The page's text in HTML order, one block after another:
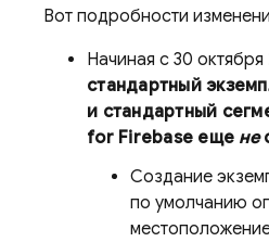
Вот подробности
Начиная с 30
стандартный
и стандартный
for Firebase еще не
Создание
по умолчанию